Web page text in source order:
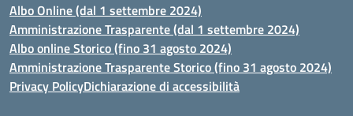
Albo Online (dal 1 settembre 2024)
Amministrazione Trasparente (dal 1 settembre 2024)
Albo online Storico (fino 31 agosto 2024)
Amministrazione Trasparente Storico (fino 31 agosto 2024)
Privacy PolicyDichiarazione di accessibilità